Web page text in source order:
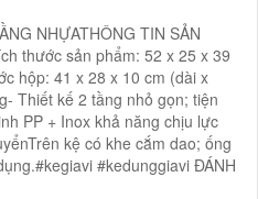
NHỰATHÔNG TIN SẢN
thước sản phẩm: 52 x 25 x 39
hộp: 41 x 28 x 10 cm (dài x
Thiết kế 2 tầng nhỏ gọn; tiện
PP + Inox khả năng chịu lực
kệ có khe cắm dao; ống
#kedunggiavi ĐÁNH